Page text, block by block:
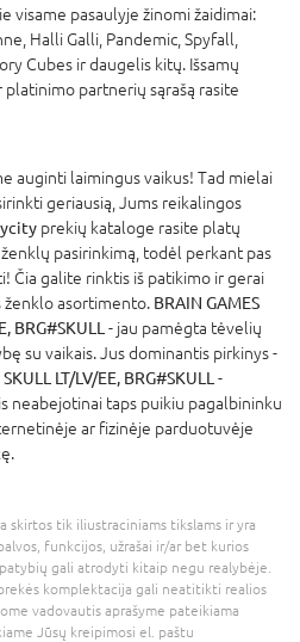
visame pasaulyje žinomi žaidimai:
Halli Galli, Pandemic, Spyfall,
Cubes ir daugelis kitų. Išsamų
partnerių sąrašą rasite
auginti laimingus vaikus! Tad mielai
geriausią, Jums reikalingos
prekių kataloge rasite platų
pasirinkimą, todėl perkant pas
Čia galite rinktis iš patikimo ir gerai
ženklo asortimento. BRAIN GAMES
BRG#SKULL - jau pamėgta tėvelių
su vaikais. Jus dominantis pirkinys -
LT/LV/EE, BRG#SKULL -
neabejotinai taps puikiu pagalbininku
ar fizinėje parduotuvėje
skirtos tik iliustraciniams tikslams ir yra
funkcijos, užrašai ir/ar bet kurios
gali atrodyti kitaip negu realybėje.
komplektacija gali neatitikti realios
vadovautis aprašyme pateikiama
Jūsų kreipimosi el. paštu